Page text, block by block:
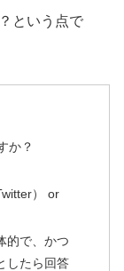
という点で
か？
） or
的で、かつ
したら回答